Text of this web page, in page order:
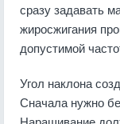
сразу задавать
жиросжигания
допустимой
Угол наклона
Сначала нужно